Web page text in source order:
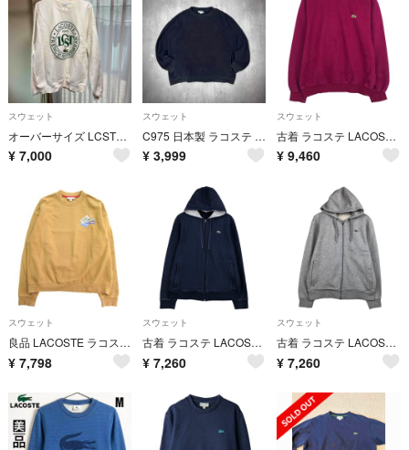
スウェット
オーバーサイズ LCSTサークルグラフィッククルーネックスウェット トレーナー
¥ 7,000
スウェット
C975 日本製 ラコステ スウェット 裏起毛 ジャージー生地 フェード 黒
¥ 3,999
スウェット
古着 ラコステ LACOSTE モックネック ワンポイントロゴスウェットシャツ トレーナー メンズM相当/eaa630517
¥ 9,460
スウェット
良品 LACOSTE ラコステ スウェット トレーナー カットソー ロゴ ワッペン クルーネック 長袖 L 茶 ブラウン メンズ 古着 中古 USED
¥ 7,798
スウェット
古着 ラコステ LACOSTE SPORT スウェットフルジップパーカー 6 メンズXL相当/eaa631044
¥ 7,260
スウェット
古着 ラコステ LACOSTE CLASSIC FIT スウェットフルジップパーカー 5 メンズL相当/eaa631043
¥ 7,260